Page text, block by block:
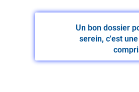
Un bon dossier
serein, c'est